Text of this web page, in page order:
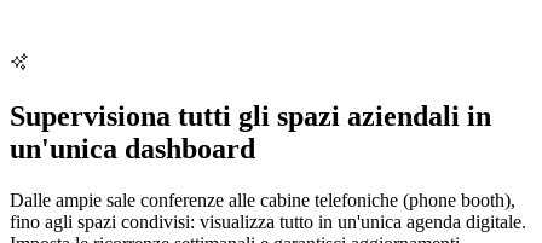
Supervisiona tutti gli spazi aziendali in
un'unica dashboard
Dalle ampie sale conferenze alle cabine telefoniche (phone booth),
fino agli spazi condivisi: visualizza tutto in un'unica agenda digitale.